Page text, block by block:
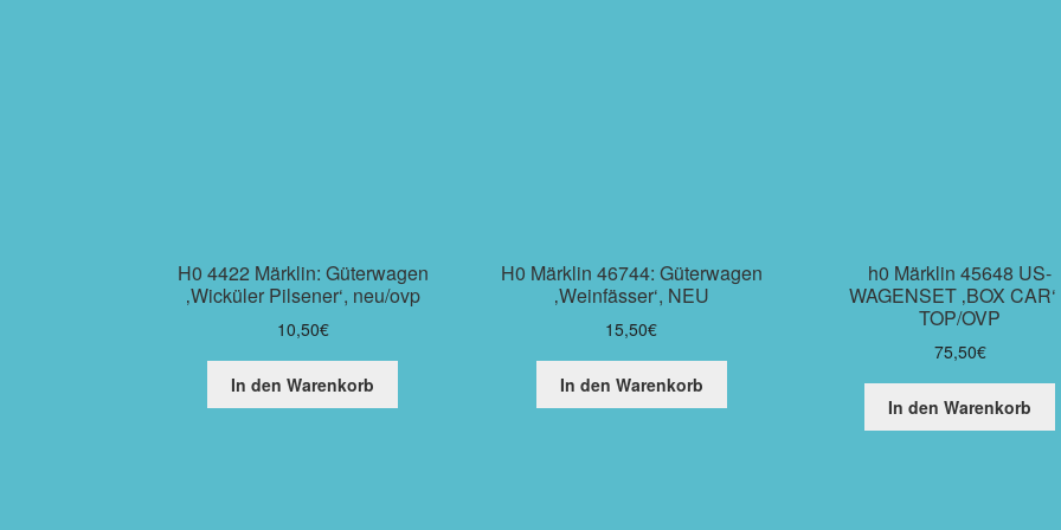
H0 4422 Märklin: Güterwagen
‚Wicküler Pilsener‘, neu/ovp
10,50€
In den Warenkorb
H0 Märklin 46744: Güterwagen
‚Weinfässer‘, NEU
15,50€
In den Warenkorb
h0 Märklin 45648 US-
WAGENSET ‚BOX
TOP/OVP
75,50€
In den Warenkorb